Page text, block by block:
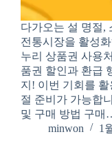
다가오는 설 명절,
전통시장을 활성
누리 상품권 사용
품권 할인과 환급
지! 이번 기회를
절 준비가 가능합
및 구매 방법 구매
minwon
1